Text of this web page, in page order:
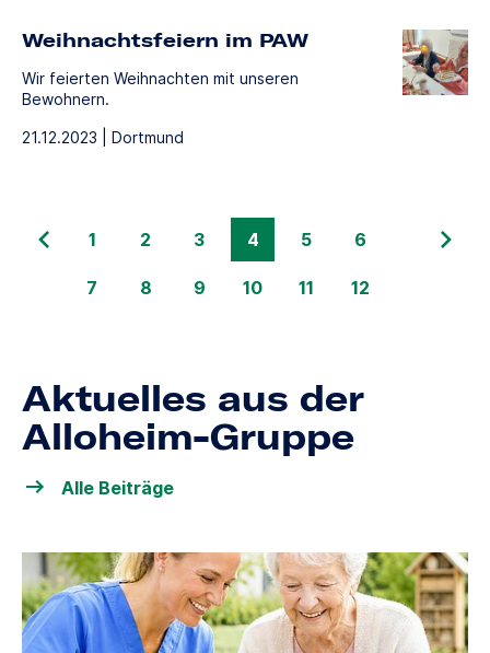
Weihnachtsfeiern im PAW
Wir feierten Weihnachten mit unseren
Bewohnern.
21.12.2023 | Dortmund
1 2 3 4 5 6
7 8 9 10 11 12
Aktuelles aus der
Alloheim-Gruppe
Alle Beiträge